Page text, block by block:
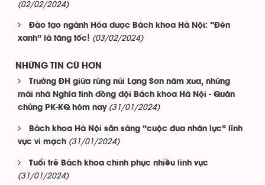
(02/02/2024)
Đào tạo ngành Hóa dược Bách khoa Hà Nội: “Đèn
xanh” là tăng tốc! (03/02/2024)
NHỮNG TIN CŨ HƠN
Trường ĐH giữa rừng núi Lạng Sơn năm xưa, những
mái nhà Nghĩa tình đồng đội Bách khoa Hà Nội - Quân
chủng PK-KQ hôm nay (31/01/2024)
Bách khoa Hà Nội sẵn sàng “cuộc đua nhân lực” lĩnh
vực vi mạch (31/01/2024)
Tuổi trẻ Bách khoa chinh phục nhiều lĩnh vực
(31/01/2024)